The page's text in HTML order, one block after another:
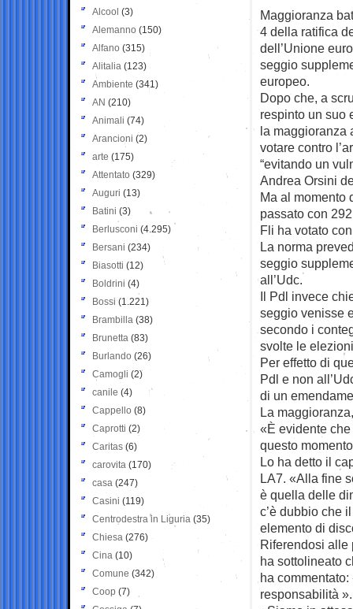
Maggioranza
4 della ratifica
dell’Unione
seggio
europeo.
Dopo che, a
respinto un suo
la maggioranza
votare contro
“evitando un
Andrea Orsini
Ma al momento
passato con
Fli ha votato
La norma
seggio
all’Udc.
Il Pdl invece
seggio venisse
secondo i
svolte le
Per effetto di
Pdl e non
di un
La
«È evidente
questo
Lo ha detto il
LA7. «Alla fine
è quella delle
c’è dubbio che
elemento di
Riferendosi alle
ha sottolineato
ha
responsabilità ».
Alcool (3)
Alemanno (150)
Alfano (315)
Alitalia (123)
Ambiente (341)
AN (210)
Animali (74)
Arancioni (2)
arte (175)
Attentato (329)
Auguri (13)
Batini (3)
Berlusconi (4.295)
Bersani (234)
Biasotti (12)
Boldrini (4)
Bossi (1.221)
Brambilla (38)
Brunetta (83)
Burlando (26)
Camogli (2)
canile (4)
Cappello (8)
Caprotti (2)
Caritas (6)
carovita (170)
casa (247)
Casini (119)
Centrodestra in Liguria (35)
Chiesa (276)
Cina (10)
Comune (342)
Coop (7)